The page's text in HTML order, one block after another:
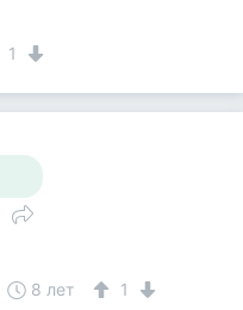
1
8 лет 1